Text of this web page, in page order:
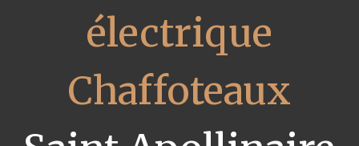
électrique
Chaffoteaux